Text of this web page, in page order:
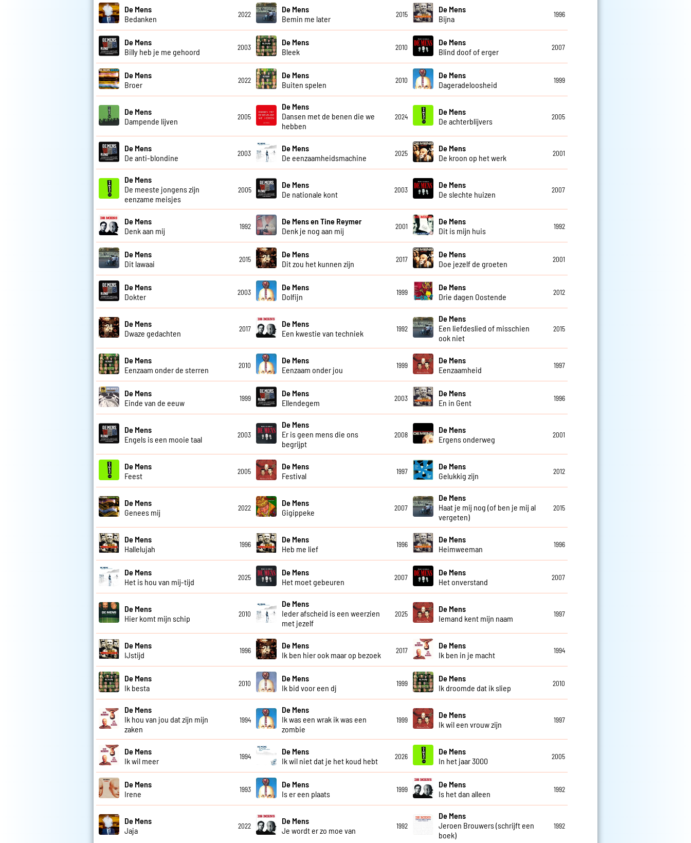
De Mens
Bedanken
2022
De Mens
Bemin me later
2015
De Mens
Bijna
1996
De Mens
Billy heb je me gehoord
2003
De Mens
Bleek
2010
De Mens
Blind doof of erger
2007
De Mens
Broer
2022
De Mens
Buiten spelen
2010
De Mens
Dageradeloosheid
1999
De Mens
Dampende lijven
2005
De Mens
Dansen met de benen die we
hebben
2024
De Mens
De achterblijvers
2005
De Mens
De anti-blondine
2003
De Mens
De eenzaamheidsmachine
2025
De Mens
De kroon op het werk
2001
De Mens
De meeste jongens zijn
eenzame meisjes
2005
De Mens
De nationale kont
2003
De Mens
De slechte huizen
2007
De Mens
Denk aan mij
1992
De Mens en Tine Reymer
Denk je nog aan mij
2001
De Mens
Dit is mijn huis
1992
De Mens
Dit lawaai
2015
De Mens
Dit zou het kunnen zijn
2017
De Mens
Doe jezelf de groeten
2001
De Mens
Dokter
2003
De Mens
Dolfijn
1999
De Mens
Drie dagen Oostende
2012
De Mens
Dwaze gedachten
2017
De Mens
Een kwestie van techniek
1992
De Mens
Een liefdeslied of misschien
ook niet
2015
De Mens
Eenzaam onder de sterren
2010
De Mens
Eenzaam onder jou
1999
De Mens
Eenzaamheid
1997
De Mens
Einde van de eeuw
1999
De Mens
Ellendegem
2003
De Mens
En in Gent
1996
De Mens
Engels is een mooie taal
2003
De Mens
Er is geen mens die ons
begrijpt
2008
De Mens
Ergens onderweg
2001
De Mens
Feest
2005
De Mens
Festival
1997
De Mens
Gelukkig zijn
2012
De Mens
Genees mij
2022
De Mens
Gigippeke
2007
De Mens
Haat je mij nog (of ben je mij al
vergeten)
2015
De Mens
Hallelujah
1996
De Mens
Heb me lief
1996
De Mens
Heimweeman
1996
De Mens
Het is hou van mij-tijd
2025
De Mens
Het moet gebeuren
2007
De Mens
Het onverstand
2007
De Mens
Hier komt mijn schip
2010
De Mens
Ieder afscheid is een weerzien
met jezelf
2025
De Mens
Iemand kent mijn naam
1997
De Mens
IJstijd
1996
De Mens
Ik ben hier ook maar op bezoek
2017
De Mens
Ik ben in je macht
1994
De Mens
Ik besta
2010
De Mens
Ik bid voor een dj
1999
De Mens
Ik droomde dat ik sliep
2010
De Mens
Ik hou van jou dat zijn mijn
zaken
1994
De Mens
Ik was een wrak ik was een
zombie
1999
De Mens
Ik wil een vrouw zijn
1997
De Mens
Ik wil meer
1994
De Mens
Ik wil niet dat je het koud hebt
2026
De Mens
In het jaar 3000
2005
De Mens
Irene
1993
De Mens
Is er een plaats
1999
De Mens
Is het dan alleen
1992
De Mens
Jaja
2022
De Mens
Je wordt er zo moe van
1992
De Mens
Jeroen Brouwers (schrijft een
boek)
1992